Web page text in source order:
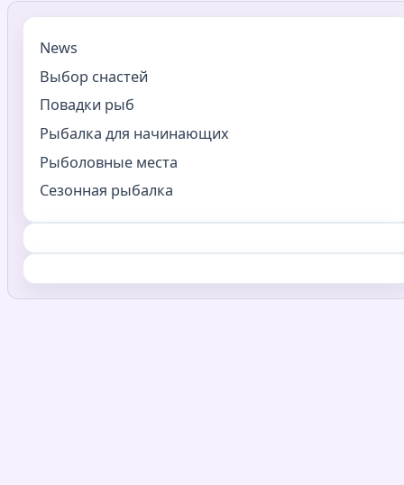
News
Выбор снастей
Повадки рыб
Рыбалка для начинающих
Рыболовные места
Сезонная рыбалка